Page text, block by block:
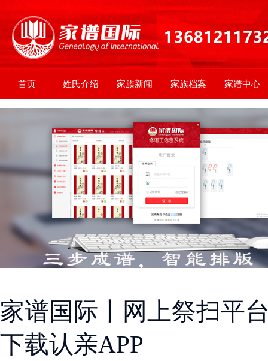
首页 姓氏介绍 家族新闻 家族档案 家谱中心
家谱国际丨网上祭扫平
下载认亲APP